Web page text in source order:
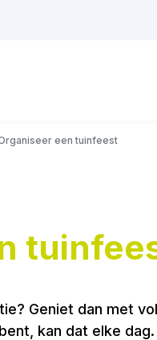
een tuinfeest
Geniet dan met
kan dat elke